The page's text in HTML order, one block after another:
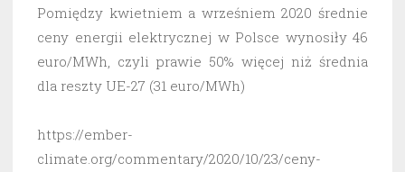
Pomiędzy kwietniem a wrześniem 2020 średnie
ceny energii elektrycznej w Polsce wynosiły 46
euro/MWh, czyli prawie 50% więcej niż średnia
dla reszty UE-27 (31 euro/MWh)
https://ember-
climate.org/commentary/2020/10/23/ceny-